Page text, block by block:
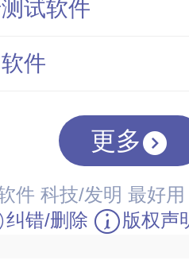
试软件
件
更多
件 科技/发明 最好用
纠错/删除 版权声